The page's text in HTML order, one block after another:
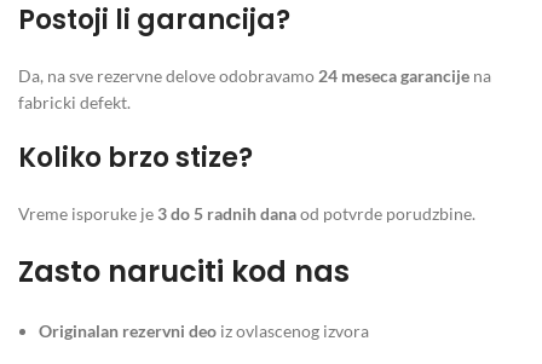
Postoji li garancija?
Da, na sve rezervne delove odobravamo 24 meseca garancije na
fabricki defekt.
Koliko brzo stize?
Vreme isporuke je3 do 5 radnih danaod potvrde porudzbine.
Zasto naruciti kod nas
Originalan rezervni deo iz ovlascenog izvora